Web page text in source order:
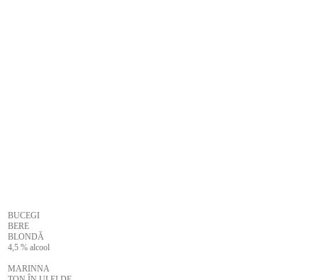
BUCEGI
BERE
BLONDĂ
4,5 % alcool
MARINNA